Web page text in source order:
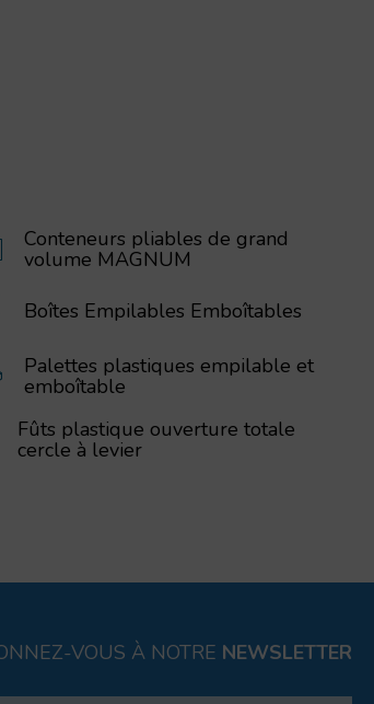
Conteneurs pliables de grand
volume MAGNUM
Boîtes Empilables Emboîtables
Palettes plastiques empilable et
emboîtable
Fûts plastique ouverture totale
cercle à levier
VOUS À NOTRE NEWSLETTER